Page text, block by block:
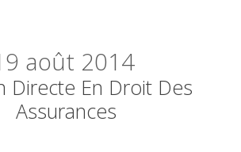
août 2014
Directe En Droit Des
Assurances